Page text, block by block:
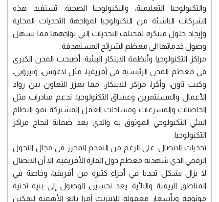
والتكنولوجيا التعليمية، والتكنولوجيا الصحية. تستفيد هذه
الشركات الناشئة من التكنولوجيا لمواجهة التحديات المحلية
وإيجاد حلول مبتكرة لمختلف التحديات التي تواجهها مما يسهل
وصول خدماتها الى معظم الشرائح المستهدفة.
مراكز التكنولوجيا وأنظمة الابتكار البيئية: أصبحت المدن الكبرى
في معظم المدن الرئيسية في أفريقيا، مثل لاغوس، ونيروبي،
وكيب تاون، وأكرا، مراكز للابتكار، مما يعزز التعاون بين رواد
الأعمال والمستثمرين وعشاق التكنولوجيا. تدعم مبادرات مثل
الحاضنات والمسرعات ومساحات العمل المشتركة نمو النظام
البيئي التكنولوجي الموثوق به والذي يعد ضمانة لنجاح مراكز
التكنولوجيا.
تحديات الاتصال: على الرغم من التقدم المحرز في مجال التحول
الرقمي الذي شهدته معظم دول القارة الأفريقية، الا أن الاتصال
لا يزال يشكل تحديا في أجزاء كثيرة من أفريقيا، وخاصة في
المناطق الريفية والنائية. يعد تحسين الوصول إلى بنية تحتية
موثوقة وبأسعار معقولة للإنترنت أمرا بالغ الأهمية لتمكين